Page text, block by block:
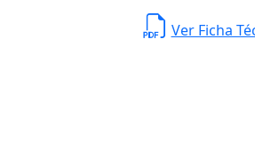
Ver Ficha